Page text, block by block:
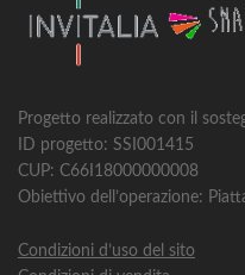
Progetto realizzato con il
ID progetto: SSI001415
CUP: C66I18000000008
Obiettivo dell’operazione:
Condizioni d’uso del sito